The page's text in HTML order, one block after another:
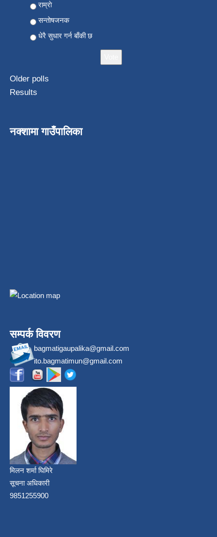
Choices
राम्राे
सन्ताेषजनक
धेरै सुधार गर्न बाँकी छ
Older polls
Results
नक्शामा गाउँपालिका
सम्पर्क विवरण
bagmatigaupalika@gmail.com
ito.bagmatimun@gmail.com
मिलन शर्मा घिमिरे
सूचना अधिकारी
9851255900